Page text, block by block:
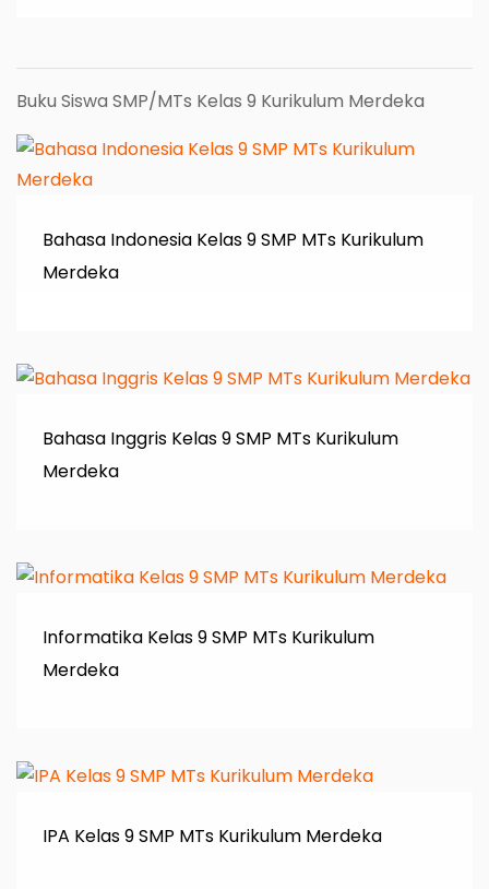
Buku Siswa SMP/MTs Kelas 9 Kurikulum Merdeka
Bahasa Indonesia Kelas 9 SMP MTs Kurikulum
Merdeka
Bahasa Inggris Kelas 9 SMP MTs Kurikulum
Merdeka
Informatika Kelas 9 SMP MTs Kurikulum
Merdeka
IPA Kelas 9 SMP MTs Kurikulum Merdeka